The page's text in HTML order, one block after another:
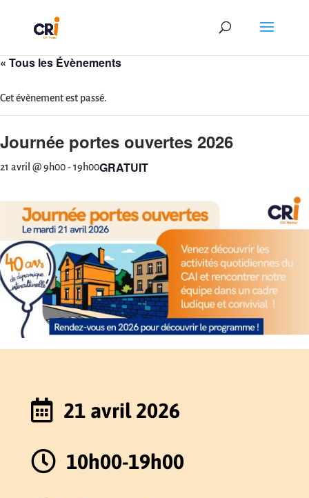
« Tous les Évènements
Cet évènement est passé.
Journée portes ouvertes 2026
21 avril @ 9h00-19h00GRATUIT
 21 avril 2026
 10h00-19h00